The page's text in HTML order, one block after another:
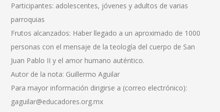
Participantes: adolescentes, jóvenes y adultos de varias
parroquias
Frutos alcanzados: Haber llegado a un aproximado de 1000
personas con el mensaje de la teología del cuerpo de San
Juan Pablo II y el amor humano auténtico.
Autor de la nota: Guillermo Aguilar
Para mayor información dirigirse a (correo electrónico):
gaguilar@educadores.org.mx